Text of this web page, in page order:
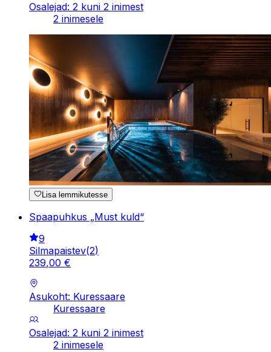
Osalejad: 2 kuni 2 inimest
2 inimesele
Lisa lemmikutesse
Spaapuhkus „Must kuld“
9
Silmapaistev(2)
239,00 €
Asukoht: Kuressaare
Kuressaare
Osalejad: 2 kuni 2 inimest
2 inimesele